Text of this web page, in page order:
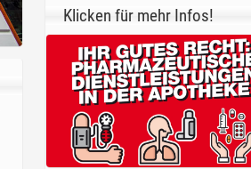
Klicken für mehr Infos!